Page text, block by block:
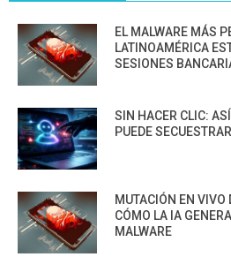
EL MALWARE MÁS
LATINOAMÉRICA
SESIONES
SIN HACER CLIC:
PUEDE
MUTACIÓN EN VIVO
CÓMO LA IA
MALWARE